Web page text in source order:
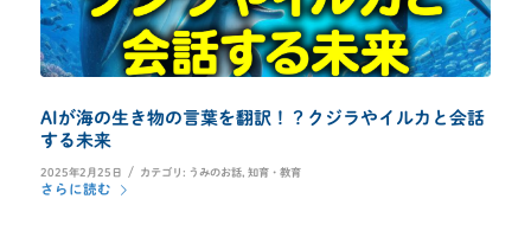
AIが海の生き物の言葉を翻訳！？クジラやイルカと会話
する未来
2025年2月25日 / カテゴリ: うみのお話, 知育・教育
さらに読む